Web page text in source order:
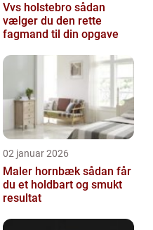
Vvs holstebro sådan
vælger du den rette
fagmand til din opgave
02 januar 2026
Maler hornbæk sådan får
du et holdbart og smukt
resultat